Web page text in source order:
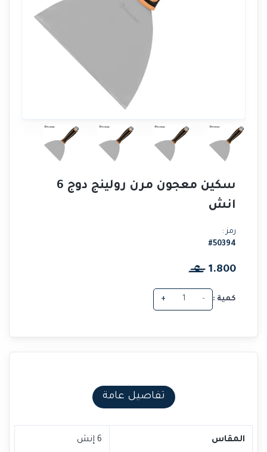
سكين معجون مرن رولينج دوج 6
انش
رمز :
#50394
1.800
كمية : -
+
تفاصيل عامة
المقاس 6 إنش